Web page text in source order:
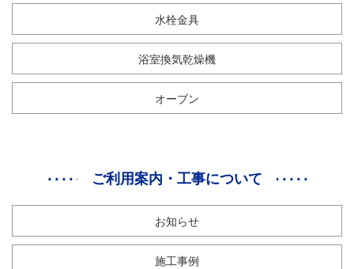
水栓金具
浴室換気乾燥機
オーブン
ご利用案内・工事について
お知らせ
施工事例